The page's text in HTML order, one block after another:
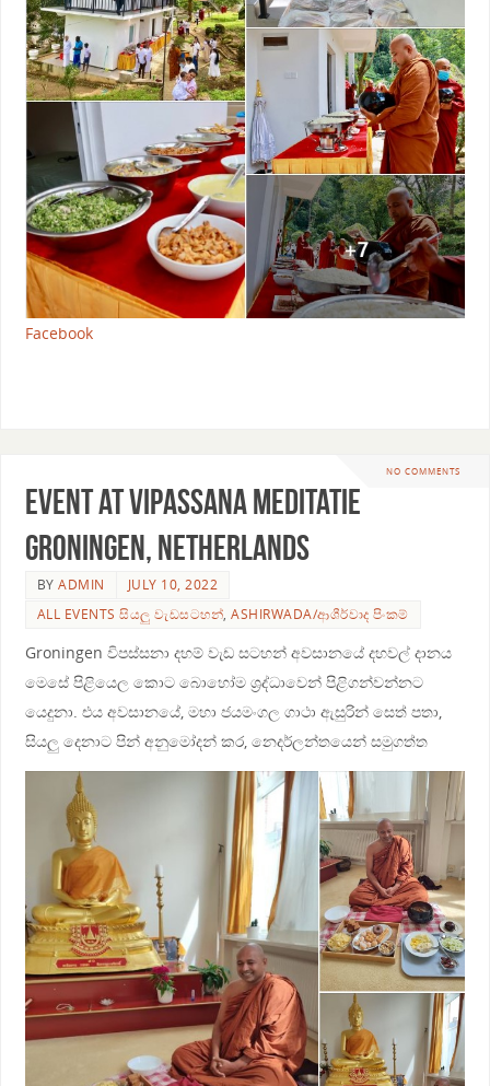
Facebook
NO COMMENTS
Event at Vipassana Meditatie
Groningen, Netherlands
BYADMIN
JULY 10, 2022
ALL EVENTS සියලු වැඩසටහන්,ASHIRWADA/ආශීර්වාද පිංකම්
Groningen විපස්සනා දහම් වැඩ සටහන් අවසානයේ දහවල් දානය
මෙසේ පිළියෙල කොට බොහෝම ශ්‍රද්ධාවෙන් පිළිගන්වන්නට
යෙදුනා. එය අවසානයේ, මහා ජයමංගල ගාථා ඇසුරින් සෙත් පතා,
සියලු දෙනාට පින් අනුමෝදන් කර, නෙදර්ලන්තයෙන් සමුගත්ත